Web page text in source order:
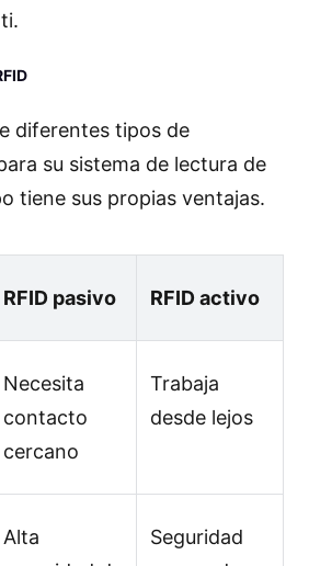
diferentes tipos de
su sistema de lectura de
tiene sus propias ventajas.
RFID pasivo RFID activo
Necesita
contacto
cercano
Trabaja
desde lejos
Alta
Seguridad